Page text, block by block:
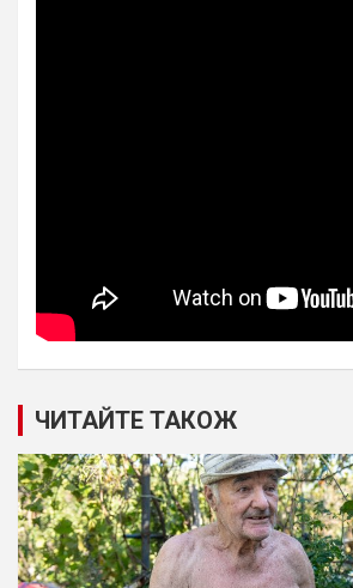
ЧИТАЙТЕ ТАКОЖ